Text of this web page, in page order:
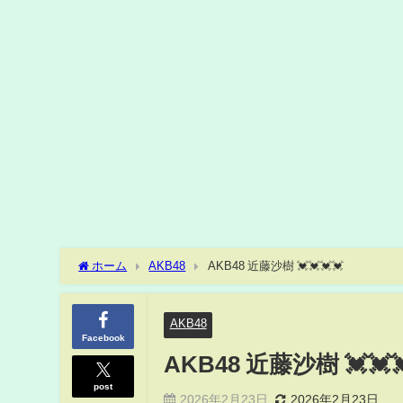
ホーム AKB48 AKB48 近藤沙樹 💓💓💓💓
Facebook
post
AKB48
AKB48 近藤沙樹
2026年2月23日 2026年2月23日